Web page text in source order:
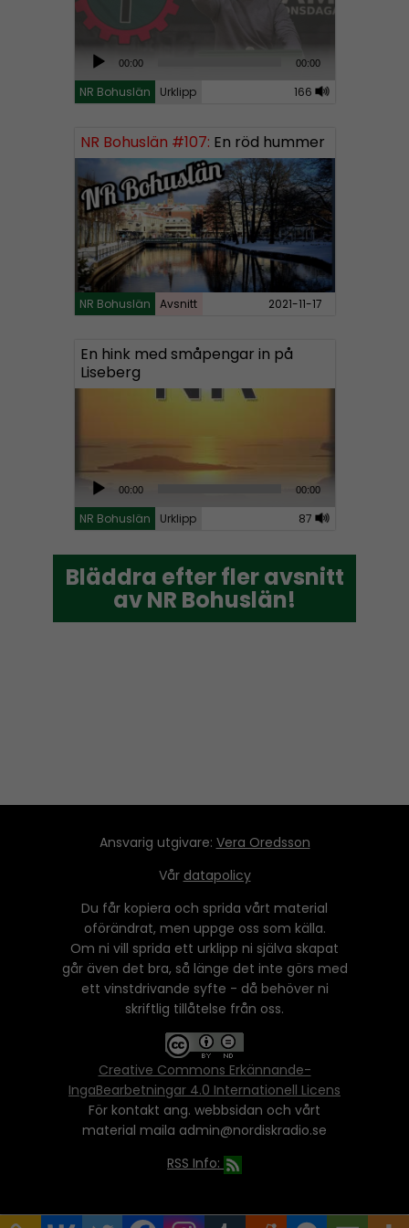
A
u
d
o
a
y
e
r
00:00 00:00
NR Bohuslän Urklipp 166
NR Bohuslän #107: En röd hummer
NR Bohuslän Avsnitt 2021-11-17
En hink med småpengar in på
Liseberg
A
u
d
i
o
l
00:00 00:00
NR Bohuslän Urklipp 87
Bläddra efter fler avsnitt
av NR Bohuslän!
Bläddra efter fler avsnitt
av NR Bohuslän!
Ansvarig utgivare: Vera Oredsson
Vår datapolicy
Du får kopiera och sprida vårt material
oförändrat, men uppge oss som källa.
Om ni vill sprida ett urklipp ni själva skapat
går även det bra, så länge det inte görs med
ett vinstdrivande syfte - då behöver ni
skriftlig tillåtelse från oss.
Creative Commons Erkännande-
IngaBearbetningar 4.0 Internationell Licens
För kontakt ang. webbsidan och vårt
material maila admin@nordiskradio.se
RSS Info: